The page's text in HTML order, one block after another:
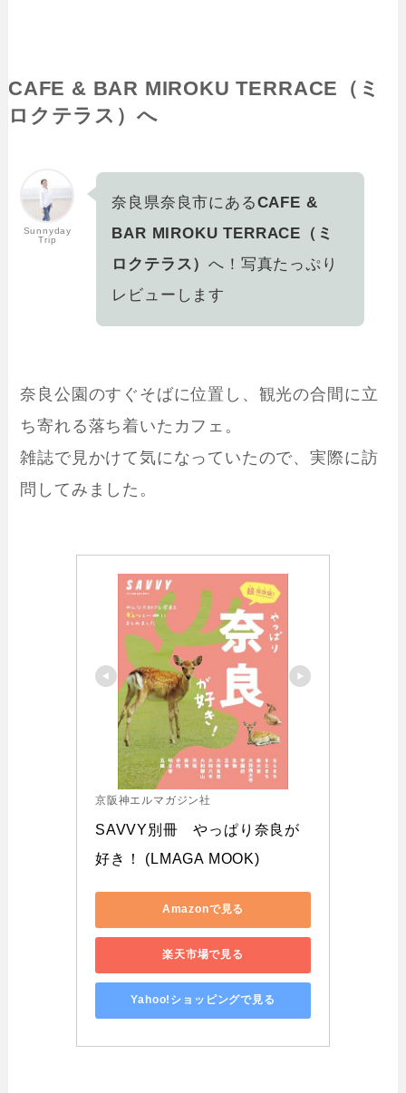
CAFE & BAR MIROKU TERRACE（ミ
ロクテラス） へ
Sunnyday
Trip
奈良県奈良市にあるCAFE &
BAR MIROKU TERRACE（ミ
ロクテラス）へ！写真たっぷり
レビューします
奈良公園のすぐそばに位置し、観光の合間に立
ち寄れる落ち着いたカフェ。
雑誌で見かけて気になっていたので、実際に訪
問してみました。
京阪神エルマガジン社
SAVVY別冊　やっぱり奈良が
好き！ (LMAGA MOOK)
Amazonで見る
楽天市場で見る
Yahoo!ショッピングで見る